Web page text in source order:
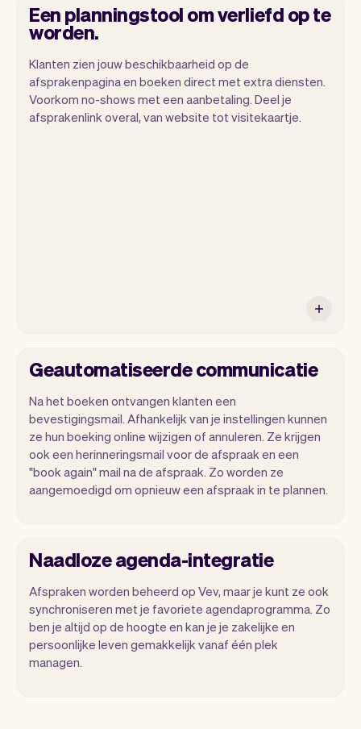
Een planningstool om verliefd op te
worden.
Klanten zien jouw beschikbaarheid op de
afsprakenpagina en boeken direct met extra diensten.
Voorkom no-shows met een aanbetaling. Deel je
afsprakenlink overal, van website tot visitekaartje.
Wij willen dat jij je kunt focussen op je
talent. Vev zorgt voor alle randzaken.
Geautomatiseerde communicatie
Na het boeken ontvangen klanten een
bevestigingsmail. Afhankelijk van je instellingen kunnen
ze hun boeking online wijzigen of annuleren. Ze krijgen
ook een herinneringsmail voor de afspraak en een
"book again" mail na de afspraak. Zo worden ze
aangemoedigd om opnieuw een afspraak in te plannen.
Naadloze agenda-integratie
Afspraken worden beheerd op Vev, maar je kunt ze ook
synchroniseren met je favoriete agendaprogramma. Zo
ben je altijd op de hoogte en kan je je zakelijke en
persoonlijke leven gemakkelijk vanaf één plek
managen.